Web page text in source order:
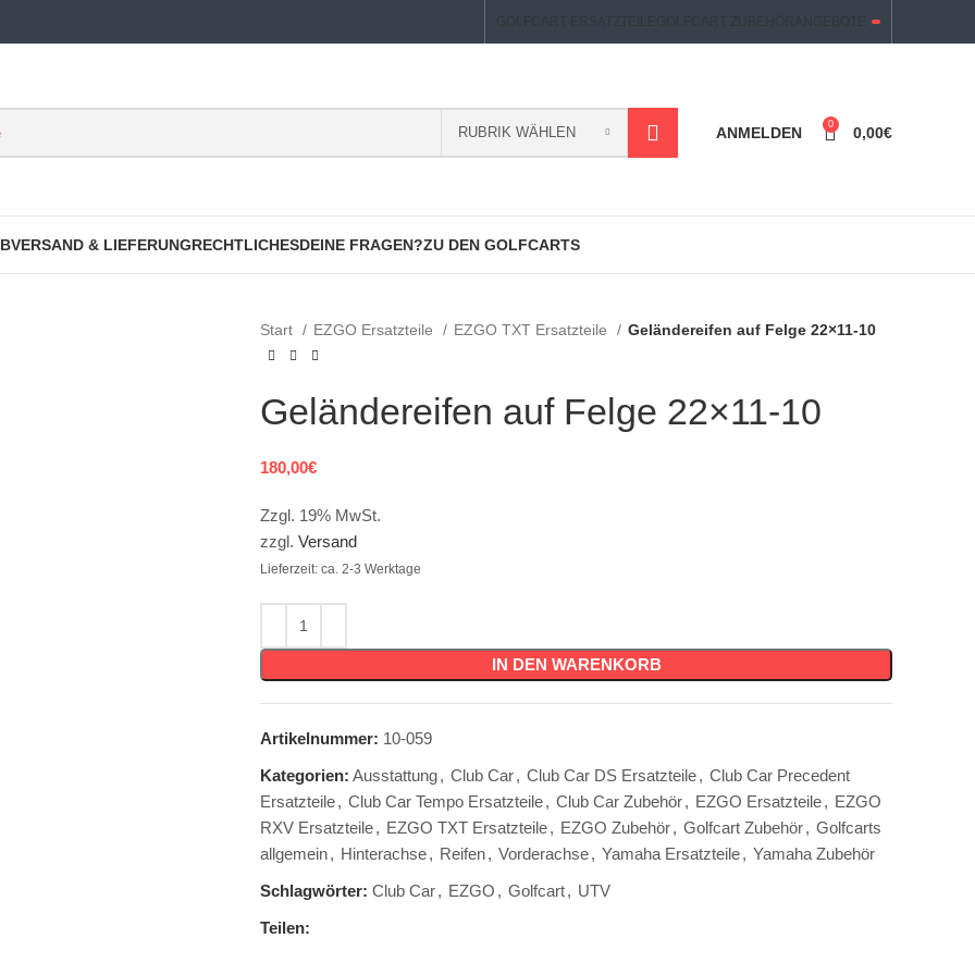
GOLFCART ERSATZTEILE GOLFCART ZUBEHÖR ANGEBOTE
RUBRIK WÄHLEN ANMELDEN 0 0,00€
VERSAND & LIEFERUNGRECHTLICHESDEINE FRAGEN?ZU DEN GOLFCARTS
Start EZGO Ersatzteile EZGO TXT Ersatzteile Geländereifen auf Felge 22×11-10
Geländereifen auf Felge 22×11-10
180,00€
Zzgl. 19% MwSt.
zzgl. Versand
Lieferzeit: ca. 2-3 Werktage
IN DEN WARENKORB
Artikelnummer: 10-059
Kategorien: Ausstattung, Club Car, Club Car DS Ersatzteile, Club Car Precedent
Ersatzteile, Club Car Tempo Ersatzteile, Club Car Zubehör, EZGO Ersatzteile, EZGO
RXV Ersatzteile, EZGO TXT Ersatzteile, EZGO Zubehör, Golfcart Zubehör, Golfcarts
allgemein, Hinterachse, Reifen, Vorderachse, Yamaha Ersatzteile, Yamaha Zubehör
Schlagwörter: Club Car, EZGO , Golfcart, UTV
Teilen: